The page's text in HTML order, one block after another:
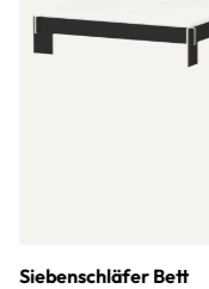
Siebenschläfer Bett